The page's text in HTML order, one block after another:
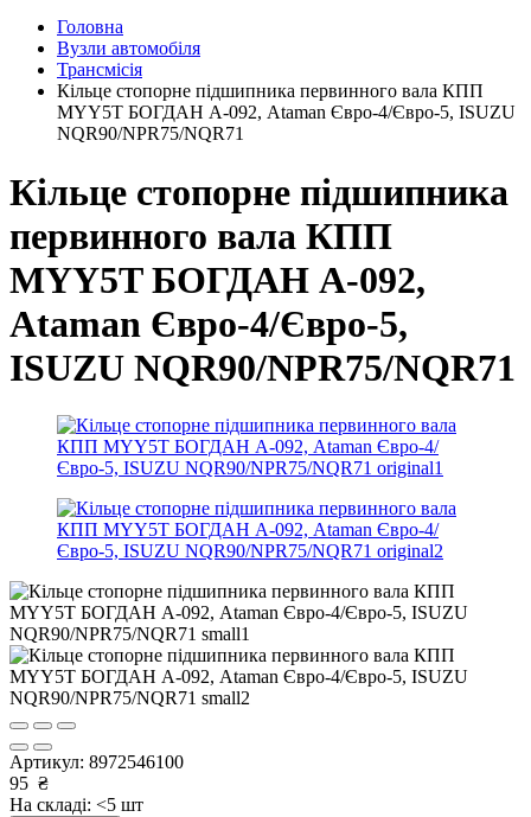
Головна
Вузли автомобіля
Трансмісія
Кільце стопорне підшипника первинного вала КПП
MYY5T БОГДАН А-092, Ataman Євро-4/Євро-5, ISUZU
NQR90/NPR75/NQR71
Кільце стопорне підшипника
первинного вала КПП
MYY5T БОГДАН А-092,
Ataman Євро-4/Євро-5,
ISUZU NQR90/NPR75/NQR71
Артикул: 8972546100
95 ₴
На складі: <5 шт